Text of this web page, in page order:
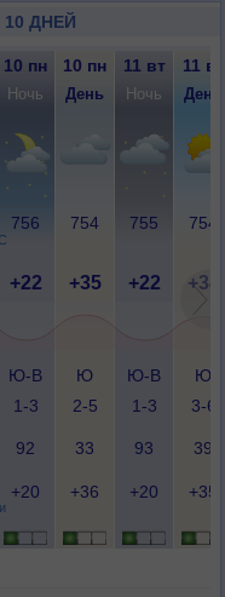
ДНЕЙ
10 пн 10 пн 11 вт 11 вт
Ночь День Ночь День
756 754 755 754
+22 +35 +22 +34
Ю-В
1-3
Ю
2-5
Ю-В
1-3
Ю
3-6
92 33 93 39
+20 +36 +20 +35